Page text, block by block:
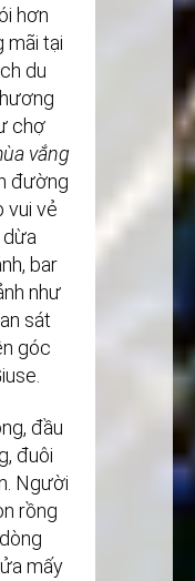
hơn
mãi tại
du
chợ
vắng
đường
vui vẻ
bar
như
sát
góc
đầu
đuôi
Người
rồng
mấy